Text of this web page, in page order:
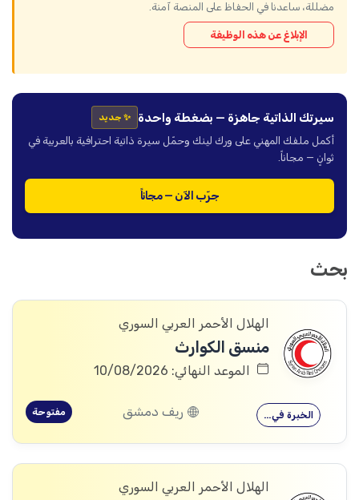
مضللة، ساعدنا في الحفاظ على المنصة آمنة.
الإبلاغ عن هذه الوظيفة
سيرتك الذاتية جاهزة — بضغطة واحدة ✨ جديد
أكمل ملفك المهني على ورك لينك وحمّل سيرة ذاتية احترافية بالعربية في
ثوانٍ — مجاناً.
جرّب الآن — مجاناً
بحث
الهلال الأحمر العربي السوري
منسق الكوارث
الموعد النهائي: 10/08/2026
الخبرة في… ريف دمشق مفتوحة
الهلال الأحمر العربي السوري